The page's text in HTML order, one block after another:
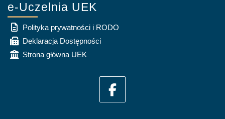
e-Uczelnia UEK
Polityka prywatności i RODO
Deklaracja Dostępności
Strona główna UEK